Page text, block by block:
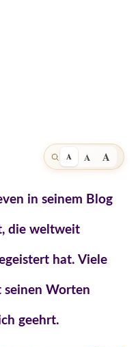
A A A
in seinem Blog
die weltweit
hat. Viele
seinen Worten
geehrt.